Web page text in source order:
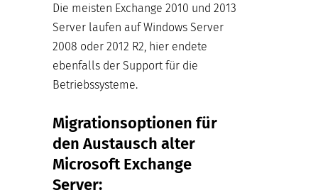
Die meisten Exchange 2010 und 2013
Server laufen auf Windows Server
2008 oder 2012 R2, hier endete
ebenfalls der Support für die
Betriebssysteme.
Migrationsoptionen für
den Austausch alter
Microsoft Exchange
Server: